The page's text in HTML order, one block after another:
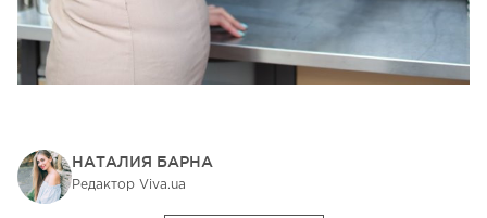
НАТАЛИЯ БАРНА
Редактор Viva.ua